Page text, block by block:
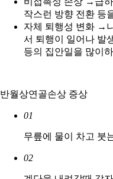
작스런 방향 전환 등
자체 퇴행성 변화 →
서 퇴행이 일어나 발
등의 집안일을 많이
반월상연골손상 증상
01
무릎에 물이 차고 붓
02